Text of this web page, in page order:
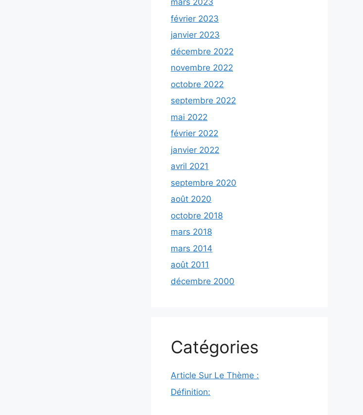
mars 2023
février 2023
janvier 2023
décembre 2022
novembre 2022
octobre 2022
septembre 2022
mai 2022
février 2022
janvier 2022
avril 2021
septembre 2020
août 2020
octobre 2018
mars 2018
mars 2014
août 2011
décembre 2000
Catégories
Article Sur Le Thème :
Définition: